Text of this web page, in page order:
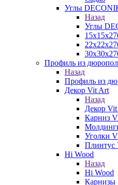
Углы
Назад
Углы
Профиль из
Назад
Профиль из
Декор Vit Art
Назад
Декор
Карниз
Уголки
Плинтус
Hi Wood
Назад
Hi Wood
Карнизы